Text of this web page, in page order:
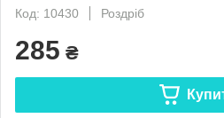
Код: 10430
Роздріб
285 ₴